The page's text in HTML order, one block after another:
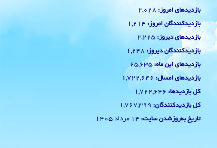
بازدیدهای امروز: 2,028
بازدیدکنندگان امروز: 1,214
بازدیدهای دیروز: 2,225
بازدیدکنندگان دیروز: 1,248
بازدیدهای این ماه: 65,635
بازدیدهای امسال: 1,722,646
کل بازدیدها: 1,722,646
کل بازدیدکنند‌گان: 1,767,399
تاریخ به‌روزشدن سایت: 14 مرداد 1405